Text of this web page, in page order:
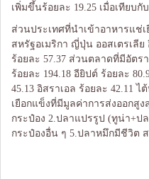
เพิ่มขึ้นร้อยละ 19.25 เมื่อเทียบ
ส่วนประเทศที่นำเข้าอาหารแช่
สหรัฐอเมริกา ญี่ปุ่น ออสเตรเลี
ร้อยละ 57.37 ส่วนตลาดที่มีอัตร
ร้อยละ 194.18 อียิปต์ ร้อยละ
45.13 อิสราเอล ร้อยละ 42.11
เยือกแข็งที่มีมูลค่าการส่งออกสู
กระป๋อง 2.ปลาแปรรูป (ทูน่า+ป
กระป๋องอื่น ๆ 5.ปลาหมึกมีชีวิต